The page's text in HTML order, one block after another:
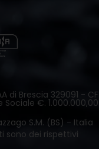
di Brescia 329091 - CF
Sociale €. 1.000.000,00
S.M. (BS) - Italia
sono dei rispettivi